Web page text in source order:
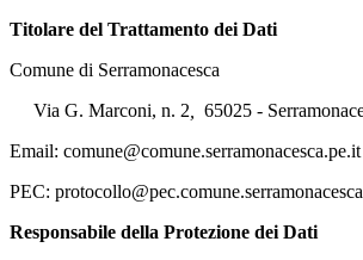
Titolare del Trattamento dei Dati
Comune di Serramonacesca
Via G. Marconi, n. 2
65025 -
Email: comune@comune.serramonacesca.pe.it
PEC:
Responsabile della Protezione dei Dati